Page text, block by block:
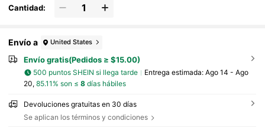
Cantidad:
Envío a United States
Envío gratis(Pedidos ≥ $15.00)
500 puntos SHEIN si llega tarde Entrega estimada: Ago 14 - Ago
20, 85.11% son ≤ 8días hábiles
Devoluciones gratuitas en 30 días
Se aplican los términos y condiciones